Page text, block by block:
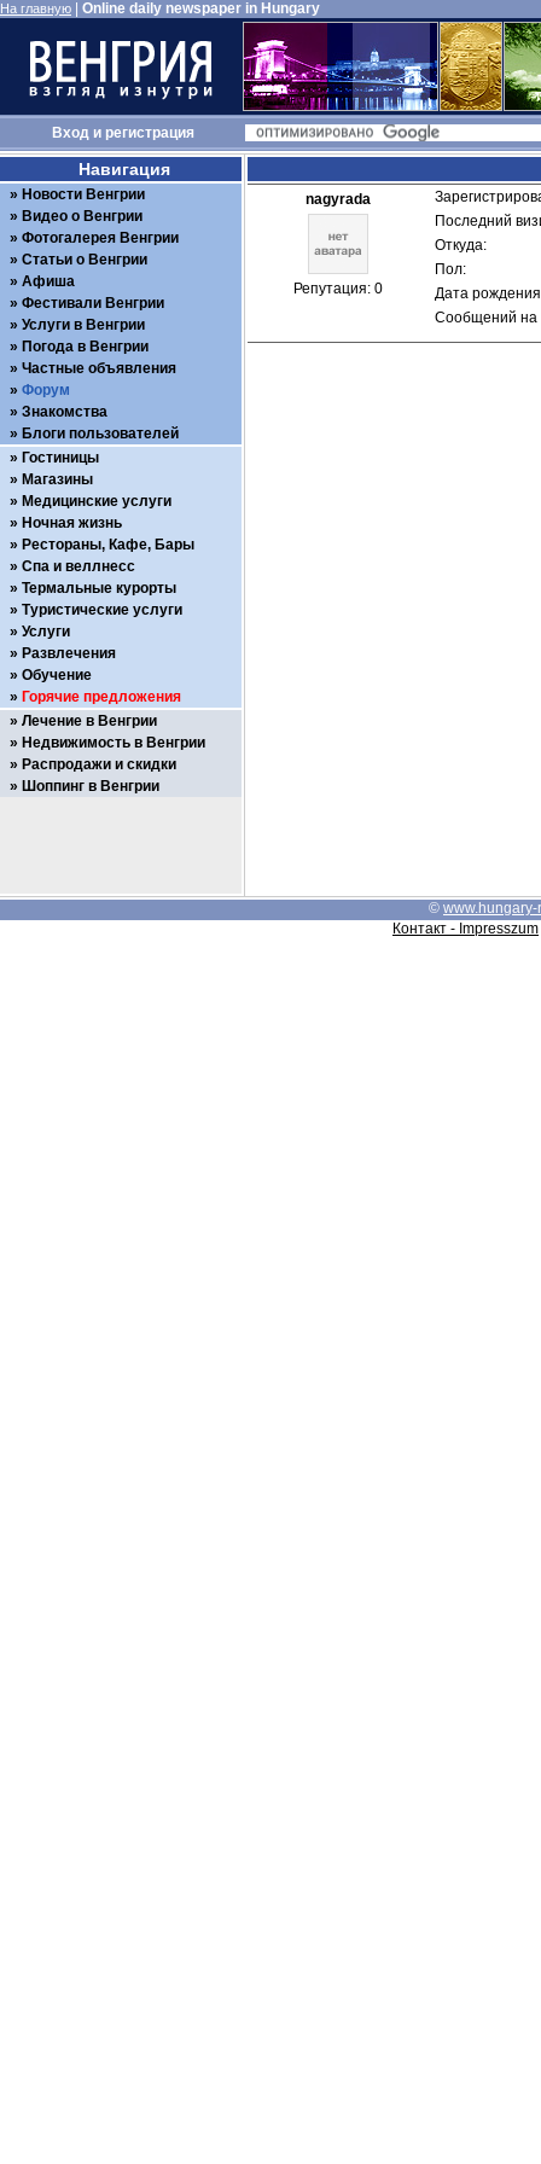
На главную Online daily newspaper in Hungary
Входи регистрация
nagyrada
Репутация: 0
Последний
Откуда:
Пол:
Дата
Сообщений на
Навигация
Новости Венгрии
Видео о Венгрии
Фотогалерея Венгрии
Статьи о Венгрии
Афиша
Фестивали Венгрии
Услуги в Венгрии
Погода в Венгрии
Частные объявления
Форум
Знакомства
Блоги пользователей
Гостиницы
Магазины
Медицинские услуги
Ночная жизнь
Рестораны, Кафе, Бары
Спа и веллнесс
Термальные курорты
Туристические услуги
Услуги
Развлечения
Обучение
Горячие предложения
Лечение в Венгрии
Недвижимость в Венгрии
Распродажи и скидки
Шоппинг в Венгрии
© www.hungary-
Контакт - Impresszum